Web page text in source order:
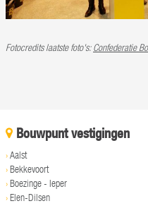
Fotocredits laatste foto's:Confederatie
Bouwpunt vestigingen
›Aalst
›Bekkevoort
›Boezinge - Ieper
›Elen-Dilsen